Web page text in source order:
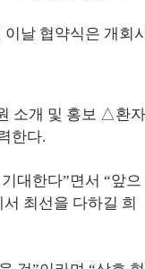
날 협약식은 개회
소개 및 홍보 △환자
한다.
대한다”면서 “앞으
최선을 다하길 희